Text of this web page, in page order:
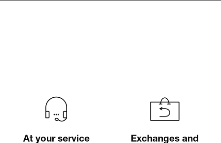
At your service
Exchanges and